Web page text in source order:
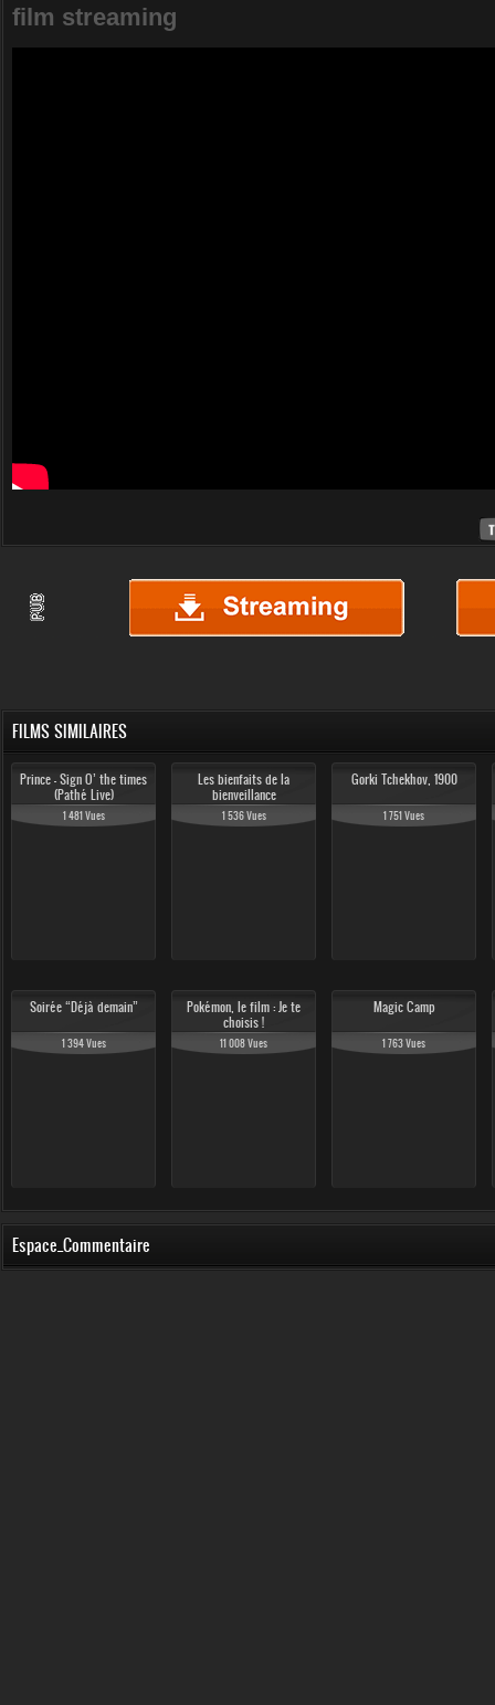
film streaming
FILMS SIMILAIRES
Prince - Sign O’ the times
(Pathé Live)
1 481 Vues
Les bienfaits de la
bienveillance
1 536 Vues
Gorki Tchekhov, 1900
1 751 Vues
Soirée “Déjà demain”
1 394 Vues
Pokémon, le film : Je te
choisis !
11 008 Vues
Magic Camp
1 763 Vues
Espace_Commentaire